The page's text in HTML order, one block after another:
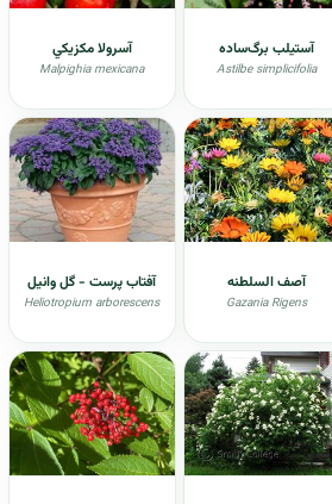
آستیلب برگ‌ساده
Astilbe simplicifolia
آسرولا مکزيکي
Malpighia mexicana
آصف السلطنه
Gazania Rigens
آفتاب پرست - گل وانیل
Heliotropium arborescens